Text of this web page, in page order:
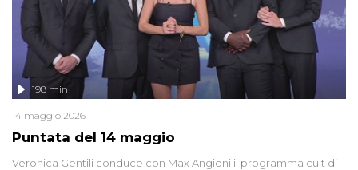
Puntata del 14 maggio
198 min
14 maggio 2026
Veronica Gentili conduce con Max Angioni il programma cult di